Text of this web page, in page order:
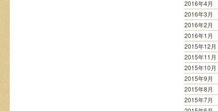
2016年4月
2016年3月
2016年2月
2016年1月
2015年12月
2015年11月
2015年10月
2015年9月
2015年8月
2015年7月